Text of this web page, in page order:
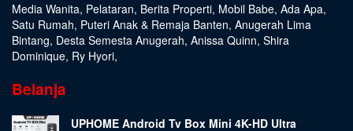
Media Wanita, Pelataran, Berita Properti, Mobil Babe, Ada Apa,
Satu Rumah, Puteri Anak & Remaja Banten, Anugerah Lima
Bintang, Desta Semesta Anugerah, Anissa Quinn, Shira
Dominique, Ry Hyori,
Belanja
UPHOME Android Tv Box Mini 4K-HD Ultra